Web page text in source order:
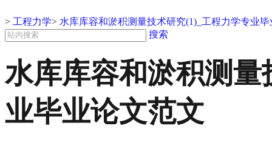
> 工程力学> 水库库容和淤积测量技术研究(1)_工程力学专业
搜索
水库库容和淤积测
业毕业论文范文